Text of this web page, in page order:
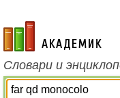
academic.ru
Словари и